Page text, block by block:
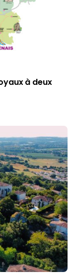
à deux